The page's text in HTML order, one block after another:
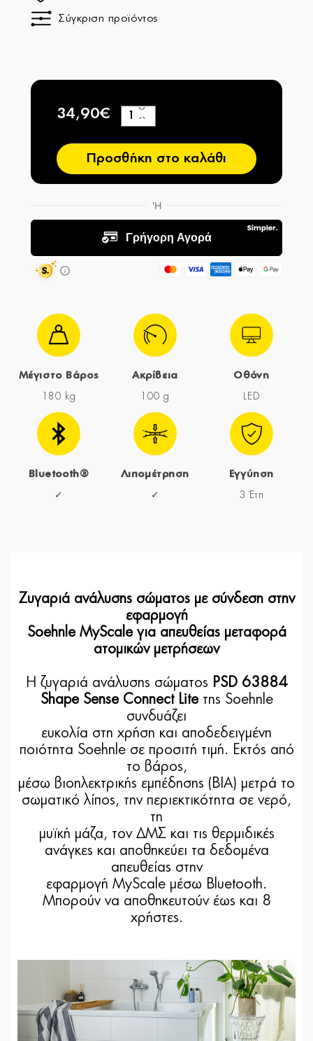
Σύγκριση προϊόντος
34,90€
−
+
Προσθήκη στο καλάθι
Μέγιστο Βάρος
180 kg
Ακρίβεια
100 g
Οθόνη
LED
Bluetooth®
✓
Λιπομέτρηση
✓
Εγγύηση
3 Έτη
Ζυγαριά ανάλυσης σώματος με σύνδεση στην
εφαρμογή
Soehnle MyScale για απευθείας μεταφορά
ατομικών μετρήσεων
Η ζυγαριά ανάλυσης σώματος PSD 63884
Shape Sense Connect Liteτης Soehnle
συνδυάζει
ευκολία στη χρήση και αποδεδειγμένη
ποιότητα Soehnle σε προσιτή τιμή. Εκτός από
το βάρος,
μέσω βιοηλεκτρικής εμπέδησης (BIA) μετρά το
σωματικό λίπος, την περιεκτικότητα σε νερό,
τη
μυϊκή μάζα, τον ΔΜΣ και τις θερμιδικές
ανάγκες και αποθηκεύει τα δεδομένα
απευθείας στην
εφαρμογή MyScale μέσω Bluetooth.
Μπορούν να αποθηκευτούν έως και 8
χρήστες.